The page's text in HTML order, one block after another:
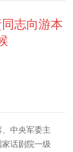
志向游本
中央军委主
话剧院一级